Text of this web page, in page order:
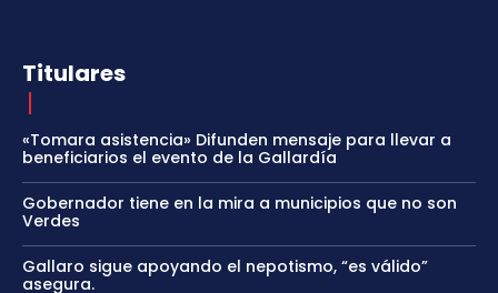
Titulares
«Tomara asistencia» Difunden mensaje para llevar a
beneficiarios el evento de la Gallardía
Gobernador tiene en la mira a municipios que no son
Verdes
Gallaro sigue apoyando el nepotismo, “es válido”
asegura.